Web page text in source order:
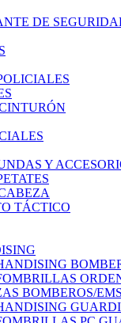
DE
Y
TÁCTICO
BOMBEROS/EMS